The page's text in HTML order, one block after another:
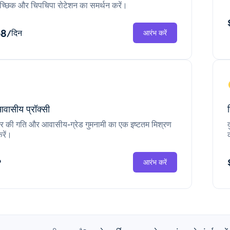
और चिपचिपा रोटेशन का समर्थन करें।
/दिन आरंभ करें
प्रॉक्सी
की गति और आवासीय-ग्रेड गुमनामी का एक इष्टतम मिश्रण
आरंभ करें